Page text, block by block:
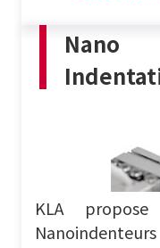
Nano
KLA